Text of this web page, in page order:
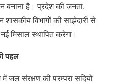
है। प्रदेश की जनता,
विभागों की साझेदारी से
मिसाल स्थापित करेगा।
पहल
जल संरक्षण की परम्परा सदियों